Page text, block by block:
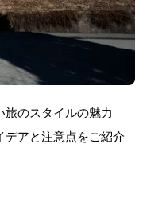
旅のスタイルの魅力
デアと注意点をご紹介